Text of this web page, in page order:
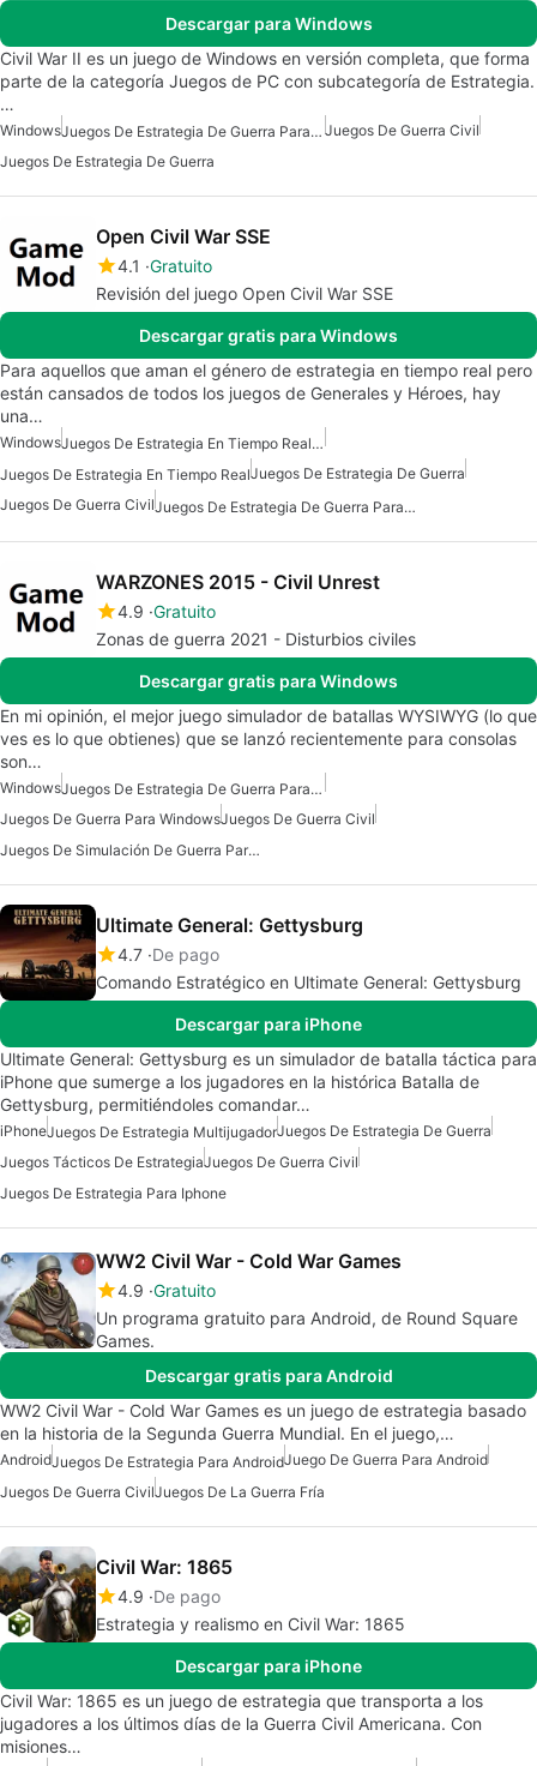
Descargar para Windows
Civil War II es un juego de Windows en versión completa, que forma
parte de la categoría Juegos de PC con subcategoría de Estrategia.
…
Windows Juegos De Estrategia De Guerra Para Windows Juegos De Guerra Civil
Juegos De Estrategia De Guerra
Open Civil War SSE
4.1 Gratuito
Revisión del juego Open Civil War SSE
Descargar gratis para Windows
Para aquellos que aman el género de estrategia en tiempo real pero
están cansados de todos los juegos de Generales y Héroes, hay
una…
Windows
Juegos De Estrategia En Tiempo Real Para Windows
Juegos De Estrategia En Tiempo RealJuegos De Estrategia De Guerra
Juegos De Guerra Civil
Juegos De Estrategia De Guerra Para Windows
WARZONES 2015 - Civil Unrest
4.9 Gratuito
Zonas de guerra 2021 - Disturbios civiles
Descargar gratis para Windows
En mi opinión, el mejor juego simulador de batallas WYSIWYG (lo que
ves es lo que obtienes) que se lanzó recientemente para consolas
son…
Windows
Juegos De Estrategia De Guerra Para Windows
Juegos De Guerra Para WindowsJuegos De Guerra Civil
Juegos De Simulación De Guerra Para Windows
Ultimate General: Gettysburg
4.7 De pago
Comando Estratégico en Ultimate General: Gettysburg
Descargar para iPhone
Ultimate General: Gettysburg es un simulador de batalla táctica para
iPhone que sumerge a los jugadores en la histórica Batalla de
Gettysburg, permitiéndoles comandar…
iPhoneJuegos De Estrategia MultijugadorJuegos De Estrategia De Guerra
Juegos Tácticos De EstrategiaJuegos De Guerra Civil
Juegos De Estrategia Para Iphone
WW2 Civil War - Cold War Games
4.9 Gratuito
Un programa gratuito para Android, de Round Square
Games.
Descargar gratis para Android
WW2 Civil War - Cold War Games es un juego de estrategia basado
en la historia de la Segunda Guerra Mundial. En el juego,…
AndroidJuegos De Estrategia Para AndroidJuego De Guerra Para Android
Juegos De Guerra CivilJuegos De La Guerra Fría
Civil War: 1865
4.9 De pago
Estrategia y realismo en Civil War: 1865
Descargar para iPhone
Civil War: 1865 es un juego de estrategia que transporta a los
jugadores a los últimos días de la Guerra Civil Americana. Con
misiones…